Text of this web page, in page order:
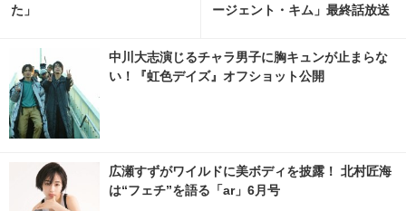
た」
ージェント・キム」最終話放送
中川大志演じるチャラ男子に胸キュンが止まらな
い！『虹色デイズ』オフショット公開
広瀬すずがワイルドに美ボディを披露！ 北村匠海
は“フェチ”を語る「ar」6月号